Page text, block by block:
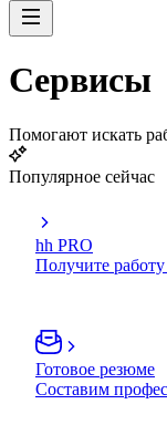
Сервисы
Помогают искать
Популярное сейчас
hh PRO
Получите
Готовое резюме
Составим